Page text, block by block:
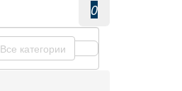
0
Все категории